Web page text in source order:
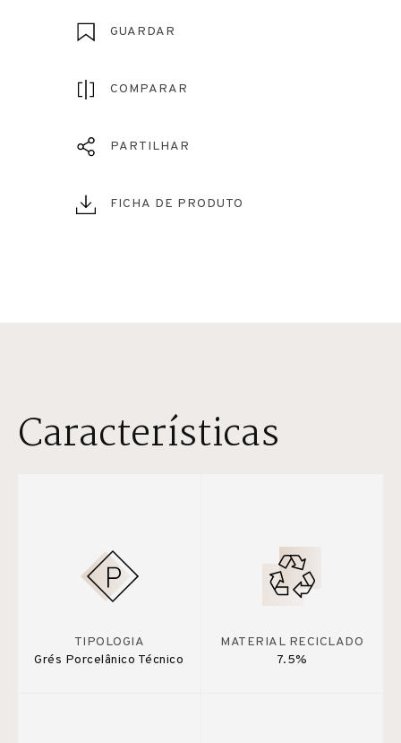
GUARDAR
COMPARAR
PARTILHAR
FICHA DE PRODUTO
Características
TIPOLOGIA
Grés Porcelânico Técnico
MATERIAL RECICLADO
7.5%